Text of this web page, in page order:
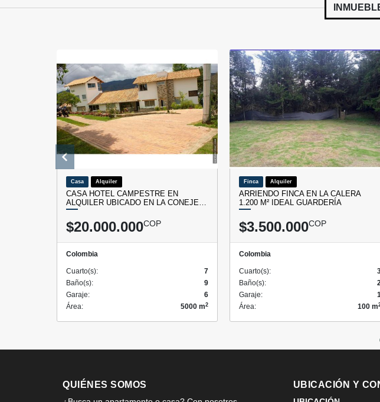
Casa Alquiler
CASA HOTEL CAMPESTRE EN
ALQUILER UBICADO EN LA CONEJE…
$20.000.000COP
Colombia
Cuarto(s):
7
Baño(s):
9
Garaje:
6
Área:
5000 m2
Finca Alquiler
ARRIENDO FINCA EN LA CALERA
1.200 M² IDEAL GUARDERÍA
$3.500.000COP
Colombia
Cuarto(s):
Baño(s):
Garaje:
Área:
100 m
QUIÉNES SOMOS UBICACIÓN Y